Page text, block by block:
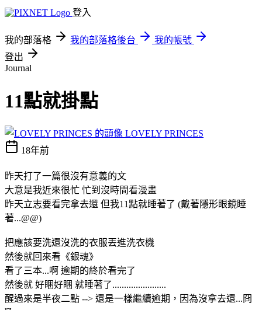
登入
我的部落格 我的部落格後台
我的帳號
登出
Journal
11點就掛點
LOVELY PRINCES
18年前
昨天打了一篇很沒有意義的文
大意是我近來很忙 忙到沒時間看漫畫
昨天立志要看完拿去還 但我11點就睡著了 (戴著隱形眼鏡睡
著...@@)
把應該要洗還沒洗的衣服丟進洗衣機
然後就回來看《銀魂》
看了三本...啊 逾期的終於看完了
然後就 好睏好睏 就睡著了.......................
醒過來是半夜二點 --> 還是一樣繼續逾期，因為沒拿去還...冏